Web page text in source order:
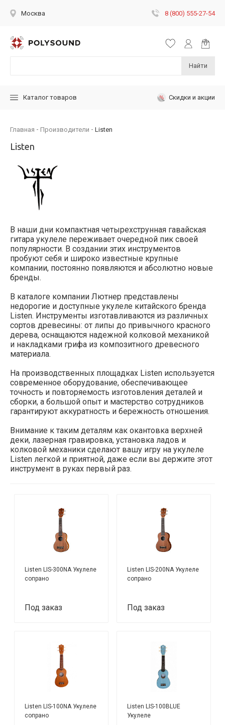
Москва 8 (800) 555-27-54
Найти
Каталог товаров Скидки и акции
Главная Производители Listen
Listen
В наши дни компактная четырехструнная гавайская
гитара укулеле переживает очередной пик своей
популярности. В создании этих инструментов
пробуют себя и широко известные крупные
компании, постоянно появляются и абсолютно новые
бренды.
В каталоге компании Лютнер представлены
недорогие и доступные укулеле китайского бренда
Listen. Инструменты изготавливаются из различных
сортов древесины: от липы до привычного красного
дерева, оснащаются надежной колковой механикой
и накладками грифа из композитного древесного
материала.
На производственных площадках Listen используется
современное оборудование, обеспечивающее
точность и повторяемость изготовления деталей и
сборки, а большой опыт и мастерство сотрудников
гарантируют аккуратность и бережность отношения.
Внимание к таким деталям как окантовка верхней
деки, лазерная гравировка, установка ладов и
колковой механики сделают вашу игру на укулеле
Listen легкой и приятной, даже если вы держите этот
инструмент в руках первый раз.
Listen LIS-300NA Укулеле
сопрано
Под заказ
Listen LIS-200NA Укулеле
сопрано
Под заказ
Listen LIS-100NA Укулеле
сопрано
Listen LIS-100BLUE
Укулеле